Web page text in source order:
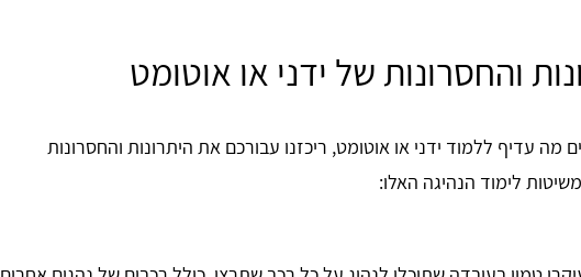
והחסרונות של ידני או אוטומט
מה עדיף ללמוד ידני או אוטומט, ריכזנו עבורכם את היתרונות והחסרונות
לימוד הנהיגה האלו: